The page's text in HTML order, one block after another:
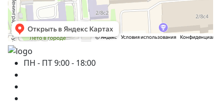
ПН - ПТ 9:00 - 18:00